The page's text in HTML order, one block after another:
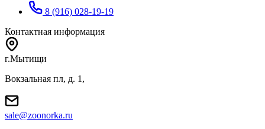
8 (916) 028-19-19
Контактная информация
г.Мытищи
Вокзальная пл, д. 1,
sale@zoonorka.ru